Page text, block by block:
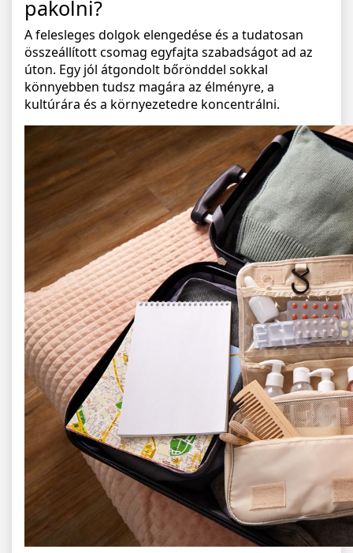
pakolni?
A felesleges dolgok elengedése és a tudatosan
összeállított csomag egyfajta szabadságot ad az
úton. Egy jól átgondolt bőrönddel sokkal
könnyebben tudsz magára az élményre, a
kultúrára és a környezetedre koncentrálni.